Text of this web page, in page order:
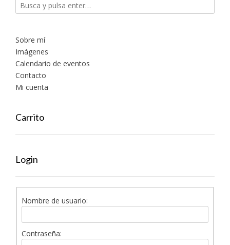
Sobre mí
Imágenes
Calendario de eventos
Contacto
Mi cuenta
Carrito
Login
Nombre de usuario:
Contraseña: